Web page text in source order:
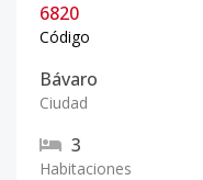
6820
Código
Bávaro
Ciudad
3
Habitaciones